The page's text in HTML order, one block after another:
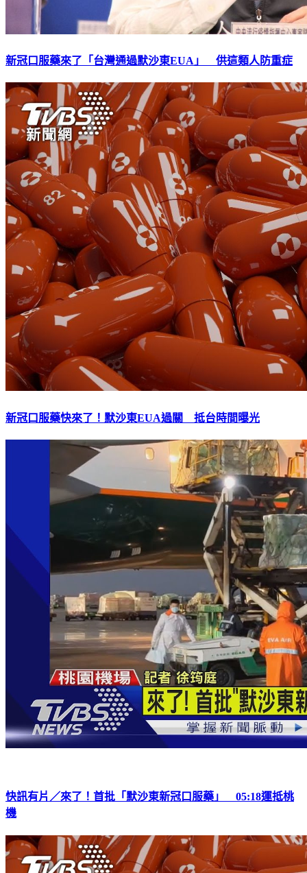
新冠口服藥來了「台灣通過默沙東EUA」 供這類人防重症
新冠口服藥快來了！默沙東EUA過關 抵台時間曝光
快訊有片／來了！首批「默沙東新冠口服藥」 05:18運抵桃
機